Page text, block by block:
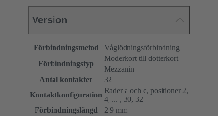
Version
Förbindningsmetod
Våglödningsförbindning
Förbindningstyp
Moderkort till dotterkort
Mezzanin
Antal kontakter
32
Kontaktkonfiguration
Rader a och c, positioner 2,
4, ... , 30, 32
Förbindningslängd
2.9 mm